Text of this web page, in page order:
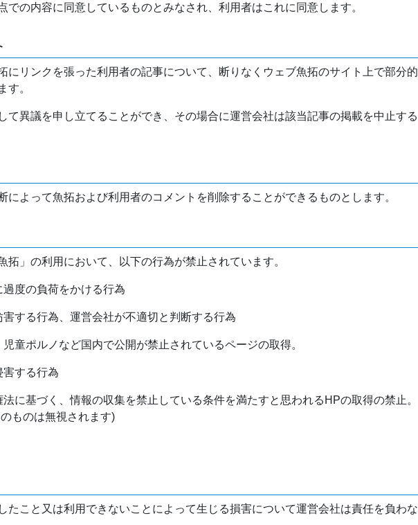
での内容に同意しているものとみなされ、利用者はこれに同意します。
にリンクを張った利用者の記事について、断りなくウェブ魚拓のサイト上で部分的
す。
て異議を申し立てることができ、その場合に運営会社は該当記事の掲載を中止する
によって魚拓および利用者のコメントを削除することができるものとします。
拓」の利用において、以下の行為が禁止されています。
度の負荷をかける行為
する行為、運営会社が不適切と判断する行為
童ポルノなど国内で公開が禁止されているページの取得。
害する行為
に基づく、情報の収集を禁止している条件を満たすと思われるHPの取得の禁止。
ものは無視されます)
たこと又は利用できないことによって生じる損害について運営会社は責任を負わな